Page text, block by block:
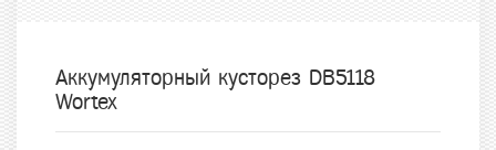
Аккумуляторный кусторез DB5118
Wortex